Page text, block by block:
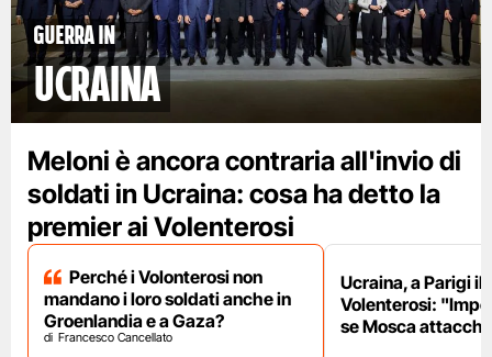
Guerra in
Ucraina
Meloni è ancora contraria all'invio di
soldati in Ucraina: cosa ha detto la
premier ai Volenterosi
Perché i Volonterosi non
mandano i loro soldati anche in
Groenlandia e a Gaza?
Francesco Cancellato
Ucraina, a Parigi il
Volenterosi:
se Mosca